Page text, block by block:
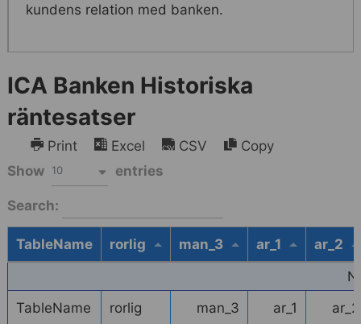
kundens relation med banken.
ICA Banken Historiska
räntesatser
Print Excel CSV
Copy
Show
10 entries
Search:
TableName rorlig man_3 ar_1
ar_2
TableName
rorlig man_3 ar_1 ar_2